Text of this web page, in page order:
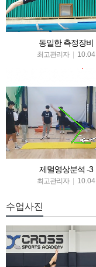
동일한 측정장비
최고관리자 10.04
제멀영상분석 -3
최고관리자 10.04
수업사진